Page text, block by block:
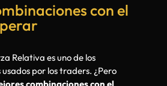
con el
Relativa es uno de los
por los traders. ¿Pero